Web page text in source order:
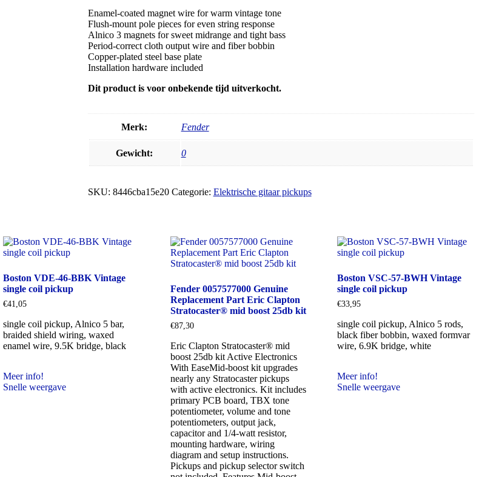
Enamel-coated magnet wire for warm vintage tone
Flush-mount pole pieces for even string response
Alnico 3 magnets for sweet midrange and tight bass
Period-correct cloth output wire and fiber bobbin
Copper-plated steel base plate
Installation hardware included
Dit product is voor onbekende tijd uitverkocht.
Merk: Fender
Gewicht: 0
SKU: 8446cba15e20 Categorie: Elektrische gitaar pickups
Boston VDE-46-BBK Vintage
single coil pickup
€41,05
single coil pickup, Alnico 5 bar,
braided shield wiring, waxed
enamel wire, 9.5K bridge, black
Meer info!
Snelle weergave
Fender 0057577000 Genuine
Replacement Part Eric Clapton
Stratocaster® mid boost 25db kit
€87,30
Eric Clapton Stratocaster® mid
boost 25db kit Active Electronics
With EaseMid-boost kit upgrades
nearly any Stratocaster pickups
with active electronics. Kit includes
primary PCB board, TBX tone
potentiometer, volume and tone
potentiometers, output jack,
capacitor and 1/4-watt resistor,
mounting hardware, wiring
diagram and setup instructions.
Pickups and pickup selector switch
Boston VSC-57-BWH Vintage
single coil pickup
€33,95
single coil pickup, Alnico 5 rods,
black fiber bobbin, waxed formvar
wire, 6.9K bridge, white
Meer info!
Snelle weergave